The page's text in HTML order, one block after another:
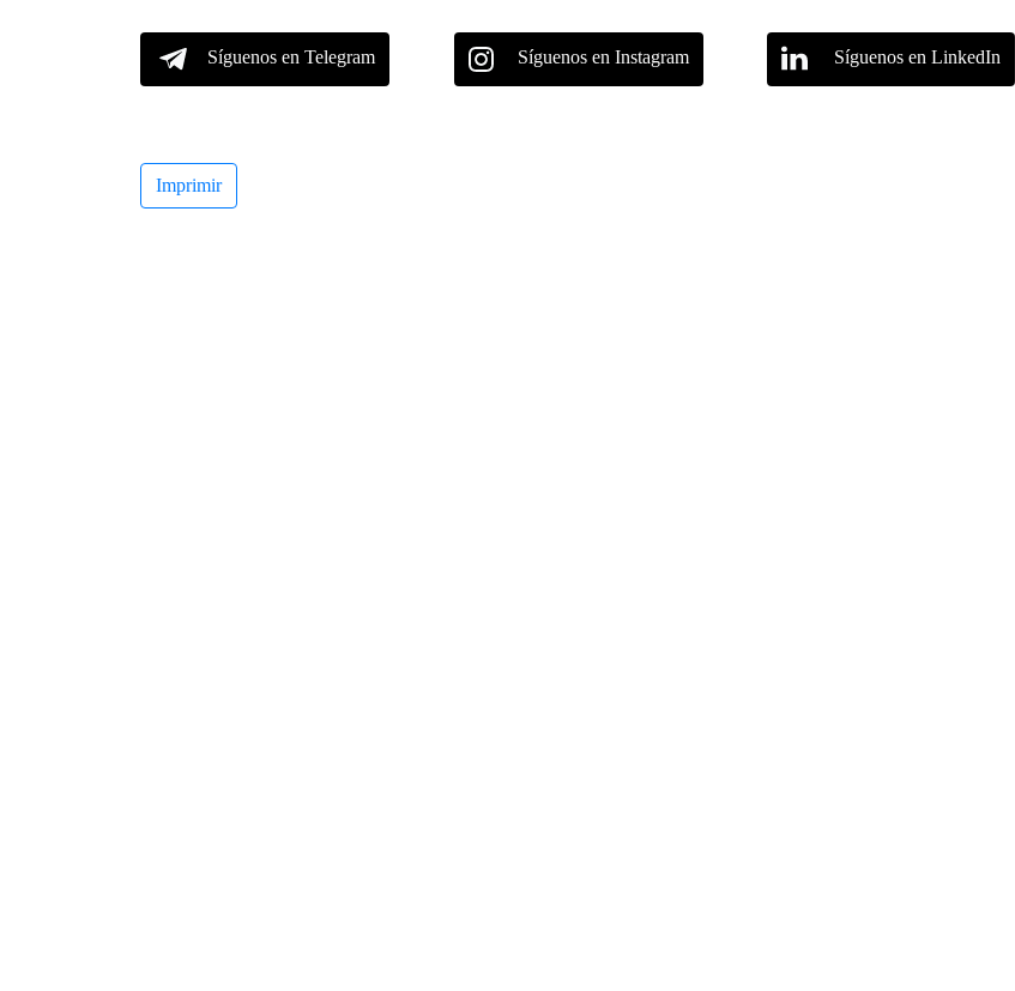
Síguenos en Telegram Síguenos en Instagram Síguenos en LinkedIn
Imprimir